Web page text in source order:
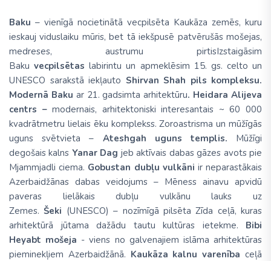
Baku – vienīgā nocietinātā vecpilsēta Kaukāza zemēs, kuru
ieskauj viduslaiku mūris, bet tā iekšpusē patvērušās mošejas,
medreses, austrumu pirtisIzstaigāsim
Bakuvecpilsētas labirintu un apmeklēsim 15. gs. celto un
UNESCO sarakstā iekļauto Shirvan Shah pils kompleksu.
Modernā Baku ar 21. gadsimta arhitektūru. Heidara Alijeva
centrs –modernais, arhitektoniski interesantais ~ 60 000
kvadrātmetru lielais ēku komplekss. Zoroastrisma un mūžīgās
uguns svētvieta – Ateshgah uguns templis. Mūžīgi
degošais kalns Yanar Dag jeb aktīvais dabas gāzes avots pie
Mjammjadli ciema. Gobustan dubļu vulkāni ir neparastākais
Azerbaidžānas dabas veidojums – Mēness ainavu apvidū
paveras lielākais dubļu vulkānu lauks uz
Zemes.Šeki (UNESCO) – nozīmīgā pilsēta Zīda ceļā, kuras
arhitektūrā jūtama dažādu tautu kultūras ietekme. Bibi
Heyabt mošeja - viens no galvenajiem islāma arhitektūras
pieminekļiem Azerbaidžānā. Kaukāza kalnu varenība ceļā